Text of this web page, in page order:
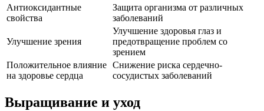
Антиоксидантные
свойства
Защита организма от различных
заболеваний
Улучшение зрения
Улучшение здоровья глаз и
предотвращение проблем со
зрением
Положительное влияние
на здоровье сердца
Снижение риска сердечно-
сосудистых заболеваний
Выращивание и уход